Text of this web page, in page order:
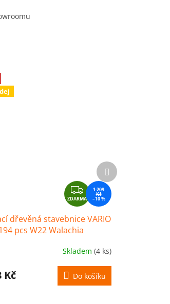
Z
D
A
R
A
ZDARMA
1 209
Kč
–10 %
dřevěná stavebnice VARIO
pcs W22 Walachia
Skladem (4 ks)
Kč Do košíku
Další
produkt